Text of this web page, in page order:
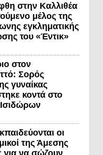
στην Καλλιθέα
μέλος της
εγκληματικής
του «Έντικ»
στον
Σορός
γυναίκας
κοντά στο
οι
της Άμεσης
για να σώζουν